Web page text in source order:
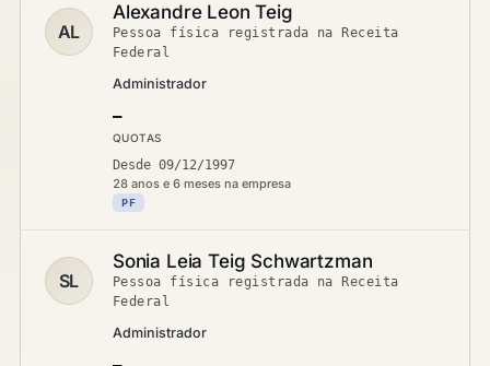
AL
Alexandre Leon Teig
Pessoa física registrada na Receita
Federal
Administrador
—
QUOTAS
Desde 09/12/1997
28 anos e 6 meses na empresa
PF
SL
Sonia Leia Teig Schwartzman
Pessoa física registrada na Receita
Federal
Administrador